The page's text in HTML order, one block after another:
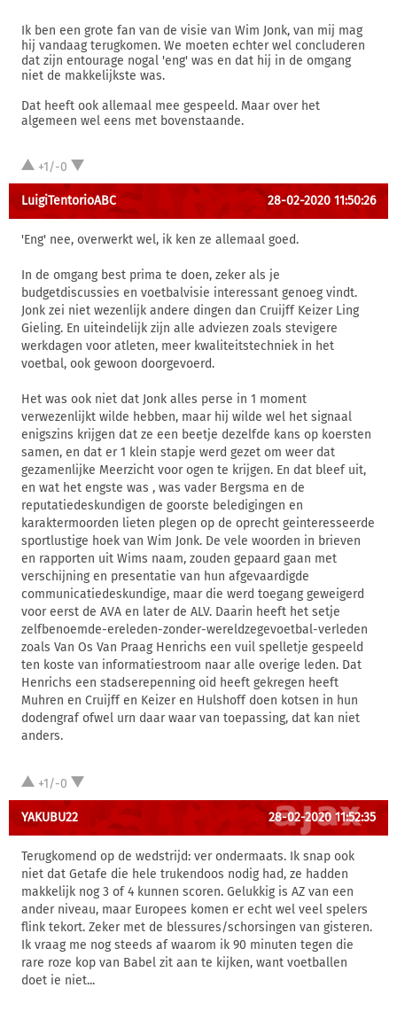
Ik ben een grote fan van de visie van Wim Jonk, van mij mag
hij vandaag terugkomen. We moeten echter wel concluderen
dat zijn entourage nogal 'eng' was en dat hij in de omgang
niet de makkelijkste was.
Dat heeft ook allemaal mee gespeeld. Maar over het
algemeen wel eens met bovenstaande.
+1/-0
LuigiTentorioABC 28-02-2020 11:50:26
'Eng' nee, overwerkt wel, ik ken ze allemaal goed.
In de omgang best prima te doen, zeker als je
budgetdiscussies en voetbalvisie interessant genoeg vindt.
Jonk zei niet wezenlijk andere dingen dan Cruijff Keizer Ling
Gieling. En uiteindelijk zijn alle adviezen zoals stevigere
werkdagen voor atleten, meer kwaliteitstechniek in het
voetbal, ook gewoon doorgevoerd.
Het was ook niet dat Jonk alles perse in 1 moment
verwezenlijkt wilde hebben, maar hij wilde wel het signaal
enigszins krijgen dat ze een beetje dezelfde kans op koersten
samen, en dat er 1 klein stapje werd gezet om weer dat
gezamenlijke Meerzicht voor ogen te krijgen. En dat bleef uit,
en wat het engste was , was vader Bergsma en de
reputatiedeskundigen de goorste beledigingen en
karaktermoorden lieten plegen op de oprecht geinteresseerde
sportlustige hoek van Wim Jonk. De vele woorden in brieven
en rapporten uit Wims naam, zouden gepaard gaan met
verschijning en presentatie van hun afgevaardigde
communicatiedeskundige, maar die werd toegang geweigerd
voor eerst de AVA en later de ALV. Daarin heeft het setje
zelfbenoemde-ereleden-zonder-wereldzegevoetbal-verleden
zoals Van Os Van Praag Henrichs een vuil spelletje gespeeld
ten koste van informatiestroom naar alle overige leden. Dat
Henrichs een stadserepenning oid heeft gekregen heeft
Muhren en Cruijff en Keizer en Hulshoff doen kotsen in hun
dodengraf ofwel urn daar waar van toepassing, dat kan niet
anders.
+1/-0
YAKUBU22 28-02-2020 11:52:35
Terugkomend op de wedstrijd: ver ondermaats. Ik snap ook
niet dat Getafe die hele trukendoos nodig had, ze hadden
makkelijk nog 3 of 4 kunnen scoren. Gelukkig is AZ van een
ander niveau, maar Europees komen er echt wel veel spelers
flink tekort. Zeker met de blessures/schorsingen van gisteren.
Ik vraag me nog steeds af waarom ik 90 minuten tegen die
rare roze kop van Babel zit aan te kijken, want voetballen
doet ie niet...